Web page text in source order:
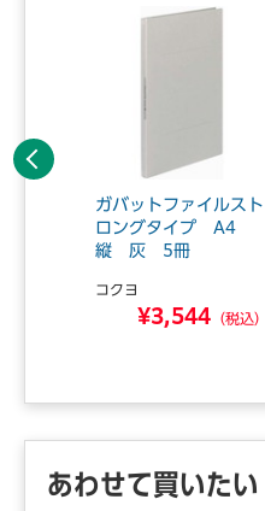
ガバットファイルスト
ロングタイプ A4
縦 灰 5冊
コクヨ
¥3,544 （税込）
前へ
あわせて買いた